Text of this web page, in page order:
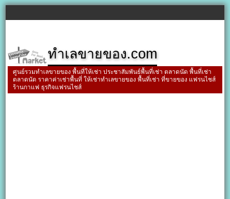
ทำเลขายของ.com
ศูนย์รวมทำเลขายของ พื้นที่ให้เช่า ประชาสัมพันธ์พื้นที่เช่า ตลาดนัด พื้นที่เช่า
ตลาดนัด ราคาค่าเช่าพื้นที่ ให้เช่าทำเลขายของ พื้นที่เช่า ที่ขายของ แฟรนไชส์
ร้านกาแฟ ธุรกิจแฟรนไชส์